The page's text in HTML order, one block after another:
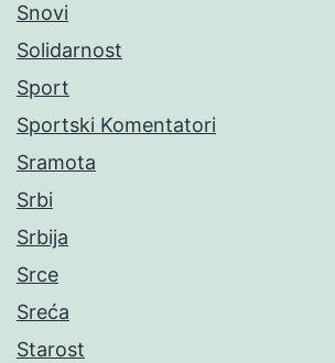
Snovi
Solidarnost
Sport
Sportski Komentatori
Sramota
Srbi
Srbija
Srce
Sreća
Starost